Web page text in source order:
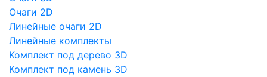
Очаги 2D
Линейные очаги 2D
Линейные комплекты
Комплект под дерево 3D
Комплект под камень 3D